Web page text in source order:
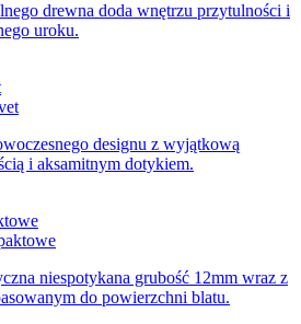
drewna doda wnętrzu przytulności i
uroku.
designu z wyjątkową
i aksamitnym dotykiem.
niespotykana grubość 12mm wraz z
do powierzchni blatu.